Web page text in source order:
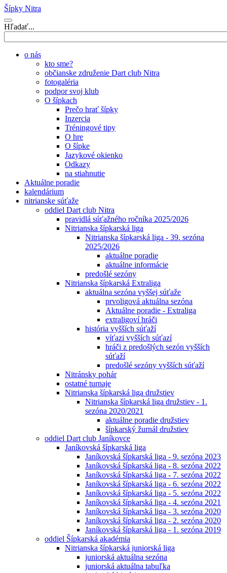
Šípky Nitra
Hľadať...
o nás
kto sme?
občianske združenie Dart club Nitra
fotogaléria
podpor svoj klub
O šípkach
Prečo hrať šípky
Inzercia
Tréningové tipy
O hre
O šípke
Jazykové okienko
Odkazy
na stiahnutie
Aktuálne poradie
kalendárium
nitrianske súťaže
oddiel Dart club Nitra
pravidlá súťažného ročníka 2025/2026
Nitrianska šípkarská liga
Nitrianska šípkarská liga - 39. sezóna
2025/2026
aktuálne poradie
aktuálne informácie
predošlé sezóny
Nitrianska šípkarská Extraliga
aktuálna sezóna vyššej súťaže
prvoligová aktuálna sezóna
Aktuálne poradie - Extraliga
extraligoví hráči
história vyšších súťaží
víťazi vyšších súťazí
hráči z predošlých sezón vyšších
súťaží
predošlé sezóny vyšších súťaží
Nitránsky pohár
ostatné turnaje
Nitrianska šípkarská liga družstiev
Nitrianska šípkarská liga družstiev - 1.
sezóna 2020/2021
aktuálne poradie družstiev
šípkarský žurnál družstiev
oddiel Dart club Janíkovce
Janíkovská šípkarská liga
Janíkovská šípkarská liga - 9. sezóna 2023
Janíkovská šípkarská liga - 8. sezóna 2022
Janíkovská šípkarská liga - 7. sezóna 2022
Janíkovská šípkarská liga - 6. sezóna 2022
Janíkovská šípkarská liga - 5. sezóna 2022
Janíkovská šípkarská liga - 4. sezóna 2021
Janíkovská šípkarská liga - 3. sezóna 2020
Janíkovská šípkarská liga - 2. sezóna 2020
Janíkovská šípkarská liga - 1. sezóna 2019
oddiel Šípkarská akadémia
Nitrianska šípkarská juniorská liga
juniorská aktuálna sezóna
juniorská aktuálna tabuľka